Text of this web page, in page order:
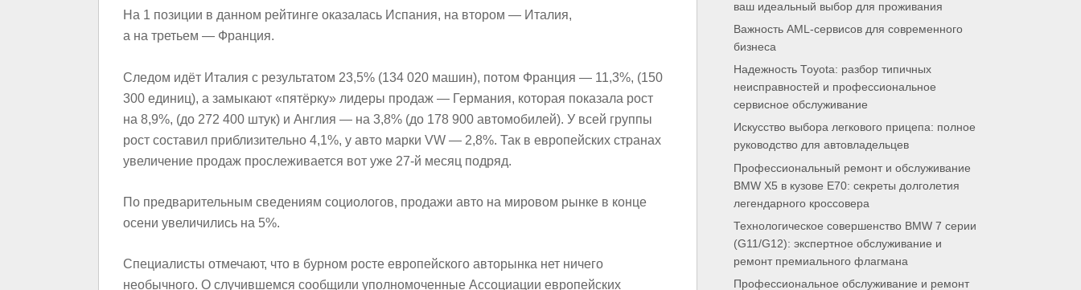
На 1 позиции в данном рейтинге оказалась Испания, на втором — Италия,
а на третьем — Франция.
Следом идёт Италия с результатом 23,5% (134 020 машин), потом Франция — 11,3%, (150
300 единиц), а замыкают «пятёрку» лидеры продаж — Германия, которая показала рост
на 8,9%, (до 272 400 штук) и Англия — на 3,8% (до 178 900 автомобилей). У всей группы
рост составил приблизительно 4,1%, у авто марки VW — 2,8%. Так в европейских странах
увеличение продаж прослеживается вот уже 27-й месяц подряд.
По предварительным сведениям социологов, продажи авто на мировом рынке в конце
осени увеличились на 5%.
Специалисты отмечают, что в бурном росте европейского авторынка нет ничего
необычного. О случившемся сообщили уполномоченные Ассоциации европейских
ваш идеальный выбор для проживания
Важность AML-сервисов для современного
бизнеса
Надежность Toyota: разбор типичных
неисправностей и профессиональное
сервисное обслуживание
Искусство выбора легкового прицепа: полное
руководство для автовладельцев
Профессиональный ремонт и обслуживание
BMW X5 в кузове E70: секреты долголетия
легендарного кроссовера
Технологическое совершенство BMW 7 серии
(G11/G12): экспертное обслуживание и
ремонт премиального флагмана
Профессиональное обслуживание и ремонт